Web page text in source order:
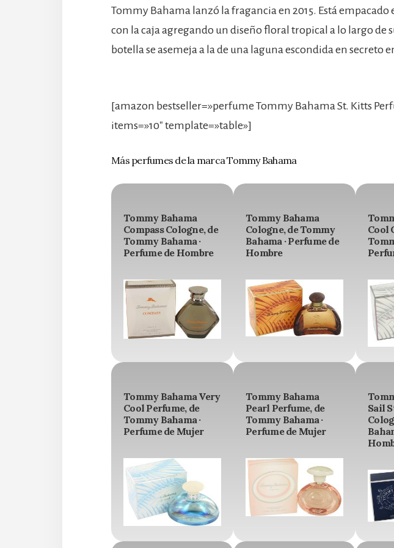
Tommy Bahama lanzó la fragancia en 2015. Está
con la caja agregando un diseño floral tropical a lo largo de
botella se asemeja a la de una laguna escondida en secreto
[amazon bestseller=»perfume Tommy Bahama St. Kitts
items=»10″ template=»table»]
Más perfumes de la marca Tommy Bahama
Tommy Bahama
Compass Cologne, de
Tommy Bahama ·
Perfume de Hombre
Tommy Bahama
Cologne, de Tommy
Bahama · Perfume de
Hombre
Cool
Tommy Bahama Very
Cool Perfume, de
Tommy Bahama ·
Perfume de Mujer
Tommy Bahama
Pearl Perfume, de
Tommy Bahama ·
Perfume de Mujer
Sail